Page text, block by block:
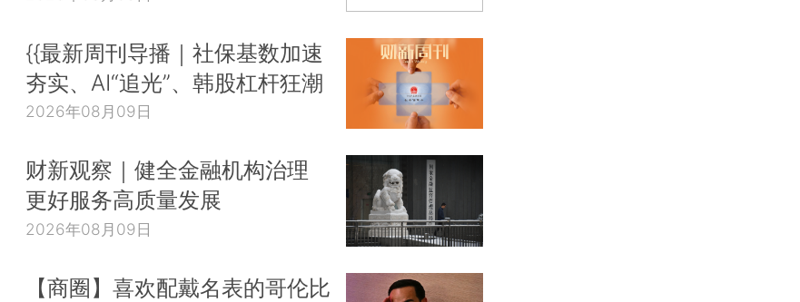
{{最新周刊导播｜社保基数加速
夯实、AI“追光”、韩股杠杆狂潮
2026年08月09日
财新观察｜健全金融机构治理
更好服务高质量发展
2026年08月09日
【商圈】喜欢配戴名表的哥伦比